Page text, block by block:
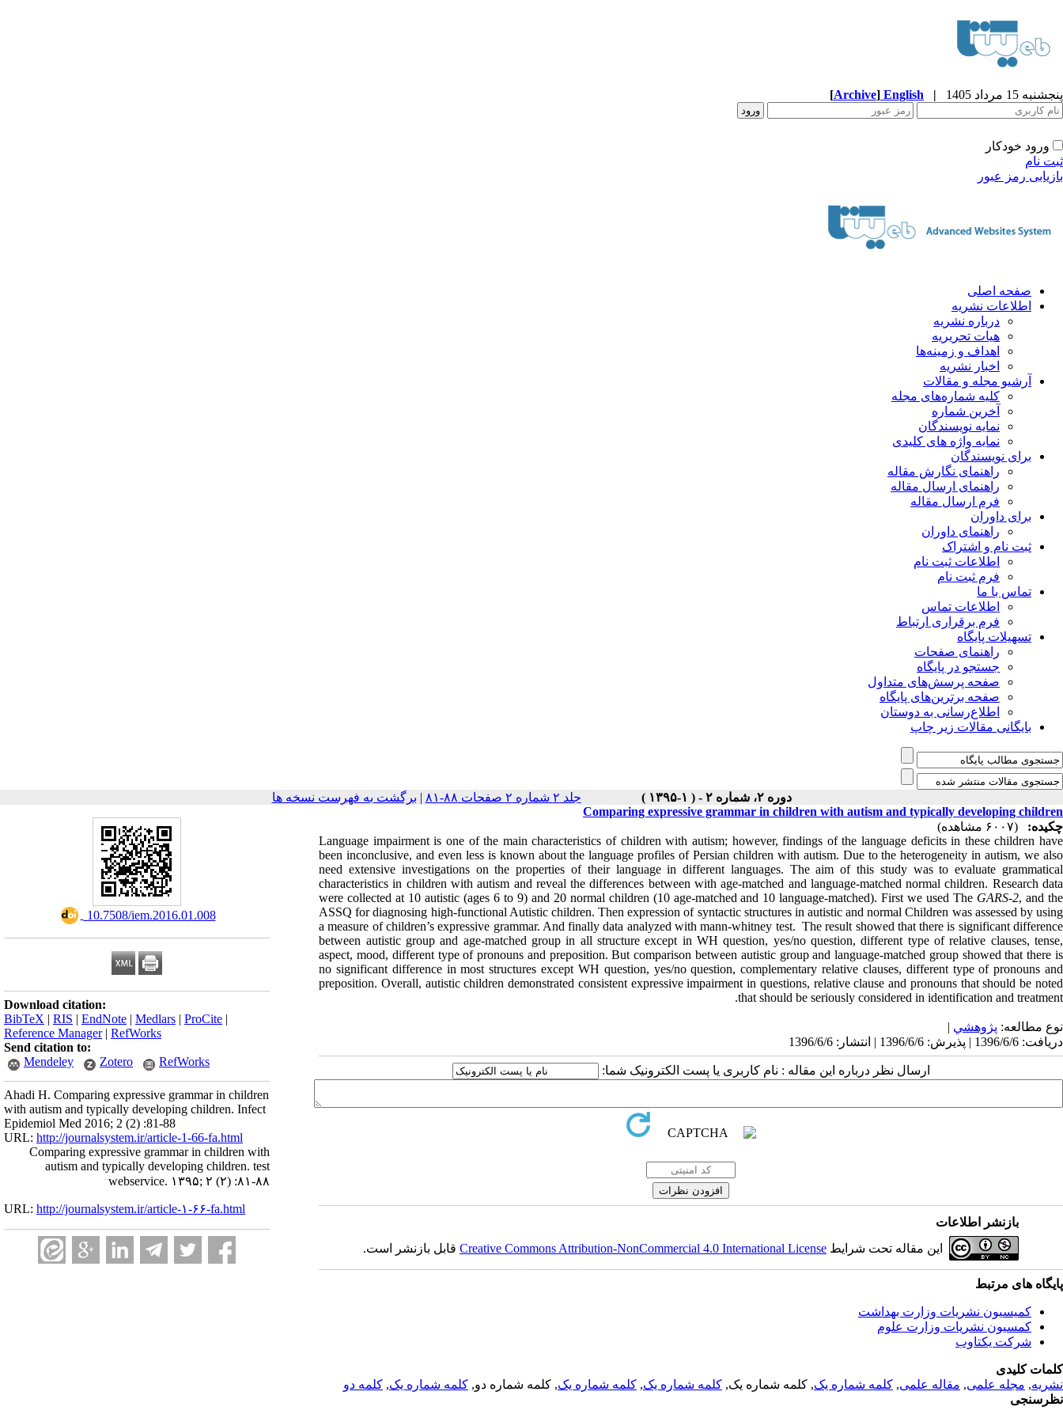
پنجشنبه 15 مرداد 1405 |
English
[Archive]
ورود خودکار
ثبت نام
بازیابی رمز عبور
صفحه اصلی
اطلاعات نشریه
درباره نشریه
هیات تحریریه
اهداف و زمینه‌ها
اخبار نشریه
آرشیو مجله و مقالات
کلیه شماره‌های مجله
آخرین شماره
نمایه نویسندگان
نمایه واژه های کلیدی
برای نویسندگان
راهنمای نگارش مقاله
راهنمای ارسال مقاله
فرم ارسال مقاله
برای داوران
راهنمای داوران
ثبت نام و اشتراک
اطلاعات ثبت نام
فرم ثبت نام
تماس با ما
اطلاعات تماس
فرم برقراری ارتباط
تسهیلات پایگاه
راهنمای صفحات
جستجو در پایگاه
صفحه پرسش‌های متداول
صفحه برترین‌های پایگاه
اطلاع‌رسانی به دوستان
بایگانی مقالات زیر چاپ
دوره ۲، شماره ۲ - ( ۱-۱۳۹۵ ) جلد ۲ شماره ۲ صفحات ۸۸-۸۱ | برگشت به فهرست نسخه ها
‎ 10.7508/iem.2016.01.008
Download citation:
BibTeX | RIS | EndNote | Medlars | ProCite |
Reference Manager| RefWorks
Send citation to:
Mendeley
Zotero RefWorks
Ahadi H. Comparing expressive grammar in children
with autism and typically developing children. Infect
Epidemiol Med 2016; 2 (2) :81-88
URL: http://journalsystem.ir/article-1-66-fa.html
Comparing expressive grammar in children with
autism and typically developing children. test
webservice. ۱۳۹۵; ۲ (۲) :۸۱-۸۸
URL: http://journalsystem.ir/article-۱-۶۶-fa.html
Comparing expressive grammar in children with autism and typically developing children
چکیده:
(۶۰۰۷ مشاهده)
Language impairment is one of the main characteristics of children with autism; however, findings of the language deficits in these children have
been inconclusive, and even less is known about the language profiles of Persian children with autism. Due to the heterogeneity in autism, we also
need extensive investigations on the properties of their language in different languages. The aim of this study was to evaluate grammatical
characteristics in children with autism and reveal the differences between with age-matched and language-matched normal children. Research data
were collected at 10 autistic (ages 6 to 9) and 20 normal children (10 age-matched and 10 language-matched). First we used The GARS-2, and the
ASSQ for diagnosing high-functional Autistic children. Then expression of syntactic structures in autistic and normal Children was assessed by using
a measure of children’s expressive grammar. And finally data analyzed with mann-whitney test. The result showed that there is significant difference
between autistic group and age-matched group in all structure except in WH question, yes/no question, different type of relative clauses, tense,
aspect, mood, different type of pronouns and preposition. But comparison between autistic group and language-matched group showed that there is
no significant difference in most structures except WH question, yes/no question, complementary relative clauses, different type of pronouns and
preposition. Overall, autistic children demonstrated consistent expressive impairment in questions, relative clause and pronouns that should be noted
that should be seriously considered in identification and treatment.
نوع مطالعه: پژوهشي |
دریافت: 1396/6/6 | پذیرش: 1396/6/6 | انتشار: 1396/6/6
ارسال نظر درباره این مقاله : نام کاربری یا پست الکترونیک شما:
بازنشر اطلاعات
این مقاله تحت شرایط Creative Commons Attribution-NonCommercial 4.0 International Licenseقابل بازنشر است.
پایگاه های مرتبط
کمیسیون نشریات وزارت بهداشت
کمسیون نشریات وزارت علوم
شرکت یکتاوب
کلمات کلیدی
نشریه, مجله علمی, مقاله علمی, کلمه شماره یک, کلمه شماره یک, کلمه شماره یک, کلمه شماره یک, کلمه شماره دو, کلمه شماره یک, کلمه دو
نظرسنجی